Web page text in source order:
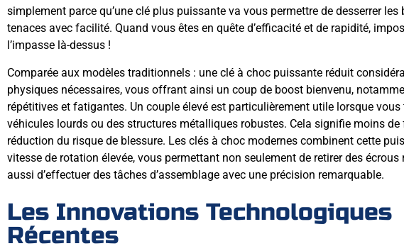
simplement parce qu’une clé plus puissante va vous permettre de desserrer
tenaces avec facilité. Quand vous êtes en quête d’efficacité et de rapidité,
l’impasse là-dessus !
Comparée aux modèles traditionnels : une clé à choc puissante réduit
physiques nécessaires, vous offrant ainsi un coup de boost bienvenu,
répétitives et fatigantes. Un couple élevé est particulièrement utile lorsque
véhicules lourds ou des structures métalliques robustes. Cela signifie moins
réduction du risque de blessure. Les clés à choc modernes combinent cette
vitesse de rotation élevée, vous permettant non seulement de retirer des
aussi d’effectuer des tâches d’assemblage avec une précision remarquable.
Les Innovations Technologiques
Récentes